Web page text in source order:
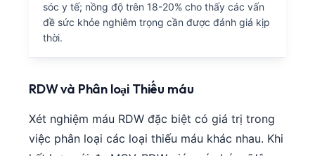
sóc y tế; nồng độ trên 18-20% cho thấy các vấn
đề sức khỏe nghiêm trọng cần được đánh giá kịp
thời.
RDW và Phân loại Thiếu máu
Xét nghiệm máu RDW đặc biệt có giá trị trong
việc phân loại các loại thiếu máu khác nhau. Khi